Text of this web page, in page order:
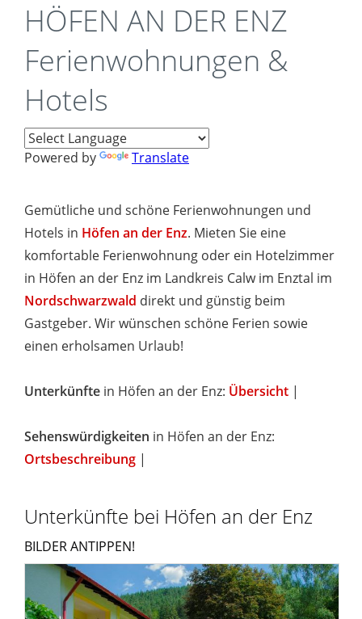
HÖFEN AN DER ENZ
Ferienwohnungen &
Hotels
Powered by Translate
Gemütliche und schöne Ferienwohnungen und
Hotels in Höfen an der Enz. Mieten Sie eine
komfortable Ferienwohnung oder ein Hotelzimmer
in Höfen an der Enz im Landkreis Calw im Enztal im
Nordschwarzwald direkt und günstig beim
Gastgeber. Wir wünschen schöne Ferien sowie
einen erholsamen Urlaub!
Unterkünfte in Höfen an der Enz: Übersicht |
Sehenswürdigkeiten in Höfen an der Enz:
Ortsbeschreibung |
Unterkünfte bei Höfen an der Enz
BILDER ANTIPPEN!